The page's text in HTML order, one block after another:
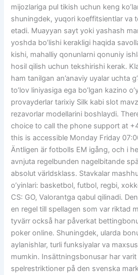
mijozlariga pul tikish uchun keng
shuningdek, yuqori koeffitsientlar va
etadi. Muayyan sayt yoki yashash
yoshda bo’lishi kerakligi haqida
kishi, mahalliy qonunlarni qonuniy
hosil qilish uchun tekshirishi kerak.
ham tanilgan an’anaviy uyalar uchta
to’lov liniyasiga ega bo’lgan kazino
provayderlar tarixiy Silk kabi slot
rezavorlar modellarini boshlaydi.
choice to call the phone support at
this is accessible Monday Friday
Äntligen är fotbolls EM igång, och i
avnjuta regelbunden nagelbitande
absolut världsklass. Stavkalar
o’yinlari: basketbol, futbol, regbi,
CS: GO, Valorantga qabul qilinadi.
en regel till spellagen som var riktad
tyvärr också har påverkat
poker online. Shuningdek, ularda
aylanishlar, turli funksiyalar va
mumkin. Insättningsbonusar har
spelrestriktioner på den svenska